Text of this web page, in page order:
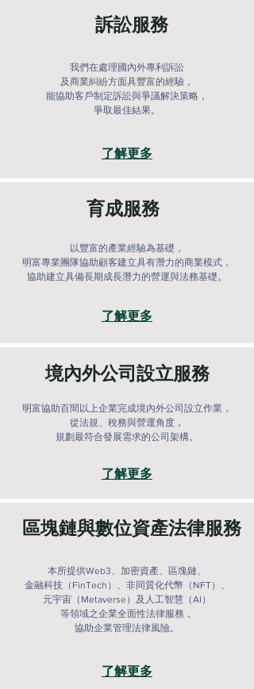
​訴訟服務
我們在處理國內外專利訴訟
及商業糾紛方面具豐富的經驗，
能協助客戶制定訴訟與爭議解決策略，
爭取最佳結果。
了解更多
育成服務
以豐富的產業經驗為基礎，
明富專業團隊協助顧客建立具有潛力的商業模式，
協助建立具備長期成長潛力的營運與法務基礎。
了解更多
境內外公司設立服務
明富協助百間以上企業完成境內外公司設立作業，
從法規、稅務與營運角度，
規劃最符合發展需求的公司架構。
了解更多
​區塊鏈與數位資產法律服務
本所提供Web3、加密資產、區塊鏈、
金融科技（FinTech）、非同質化代幣（NFT）、
元宇宙（Metaverse）及人工智慧（AI）
等領域之企業全面性法律服務，
協助企業管理法律風險。
了解更多